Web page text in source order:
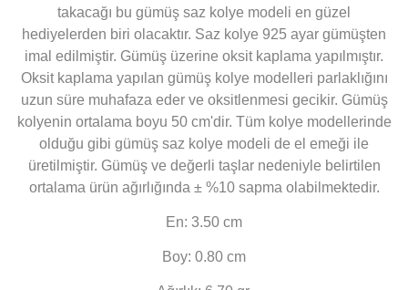
takacağı bu gümüş saz kolye modeli en güzel
hediyelerden biri olacaktır. Saz kolye 925 ayar gümüşten
imal edilmiştir. Gümüş üzerine oksit kaplama yapılmıştır.
Oksit kaplama yapılan gümüş kolye modelleri parlaklığını
uzun süre muhafaza eder ve oksitlenmesi gecikir. Gümüş
kolyenin ortalama boyu 50 cm'dir. Tüm kolye modellerinde
olduğu gibi gümüş saz kolye modeli de el emeği ile
üretilmiştir. Gümüş ve değerli taşlar nedeniyle belirtilen
ortalama ürün ağırlığında ± %10 sapma olabilmektedir.
En: 3.50 cm
Boy: 0.80 cm